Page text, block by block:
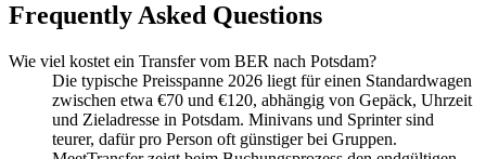
Frequently Asked Questions
Wie viel kostet ein Transfer vom BER nach Potsdam?
Die typische Preisspanne 2026 liegt für einen Standardwagen
zwischen etwa €70 und €120, abhängig von Gepäck, Uhrzeit
und Zieladresse in Potsdam. Minivans und Sprinter sind
teurer, dafür pro Person oft günstiger bei Gruppen.